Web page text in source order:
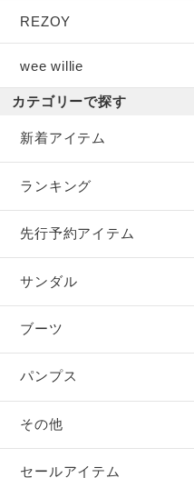
REZOY
wee willie
カテゴリーで探す
新着アイテム
ランキング
先行予約アイテム
サンダル
ブーツ
パンプス
その他
セールアイテム